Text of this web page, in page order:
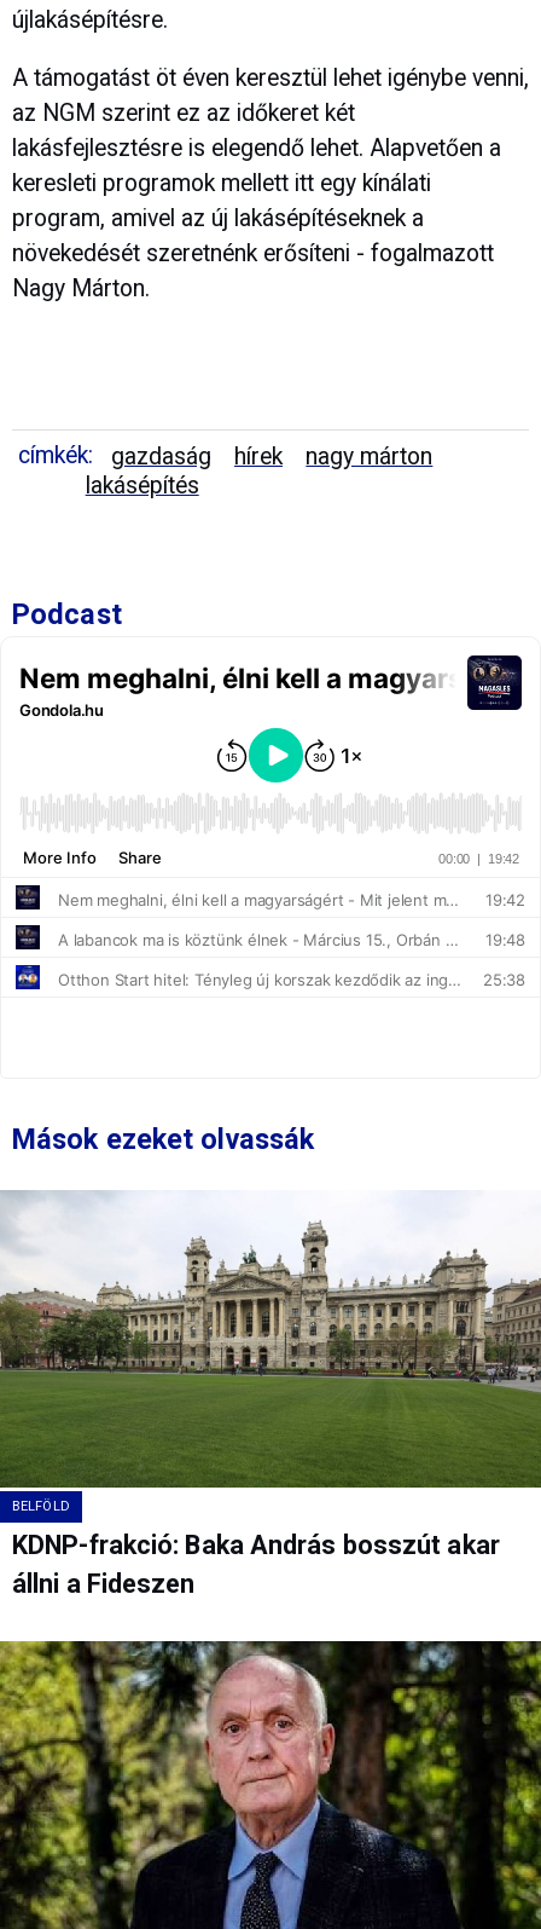
újlakásépítésre.
A támogatást öt éven keresztül lehet igénybe venni,
az NGM szerint ez az időkeret két
lakásfejlesztésre is elegendő lehet. Alapvetően a
keresleti programok mellett itt egy kínálati
program, amivel az új lakásépítéseknek a
növekedését szeretnénk erősíteni - fogalmazott
Nagy Márton.
címkék: gazdaság hírek
nagy márton
lakásépítés
Podcast
Mások ezeket olvassák
BELFÖLD
KDNP-frakció: Baka András bosszút akar
állni a Fideszen